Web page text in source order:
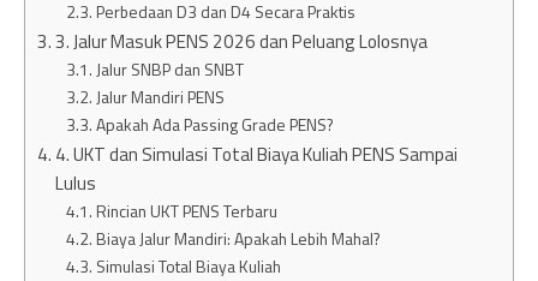
Perbedaan D3 dan D4 Secara Praktis
3. Jalur Masuk PENS 2026 dan Peluang Lolosnya
Jalur SNBP dan SNBT
Jalur Mandiri PENS
Apakah Ada Passing Grade PENS?
4. UKT dan Simulasi Total Biaya Kuliah PENS Sampai
Lulus
Rincian UKT PENS Terbaru
Biaya Jalur Mandiri: Apakah Lebih Mahal?
Simulasi Total Biaya Kuliah